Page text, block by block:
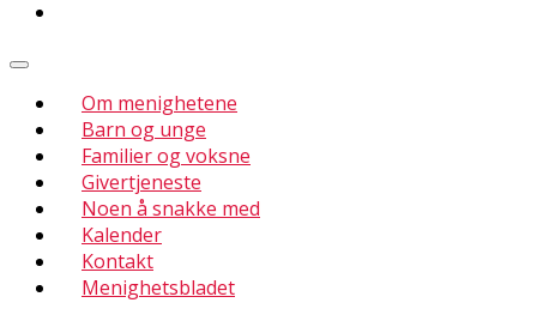
Om menighetene
Barn og unge
Familier og voksne
Givertjeneste
Noen å snakke med
Kalender
Kontakt
Menighetsbladet